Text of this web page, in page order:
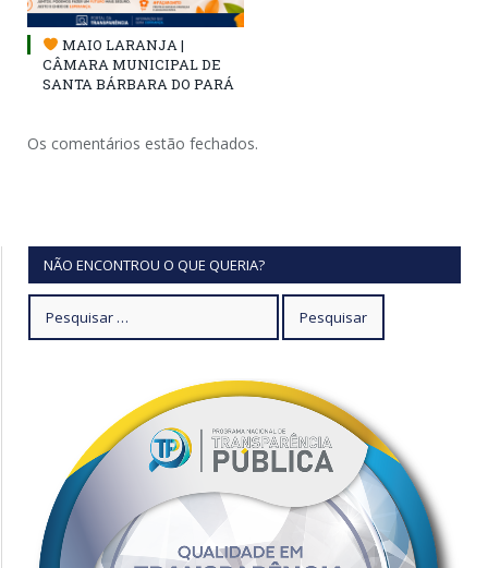
MAIO LARANJA |
CÂMARA MUNICIPAL DE
SANTA BÁRBARA DO PARÁ
Os comentários estão fechados.
NÃO ENCONTROU O QUE QUERIA?